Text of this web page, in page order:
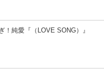
！純愛『（LOVE SONG）』